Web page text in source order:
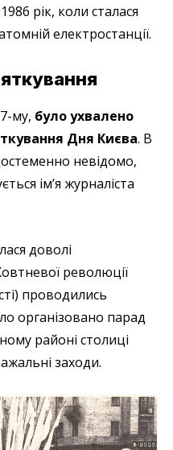
рік, коли сталася
електростанції.
му, було ухвалено
Дня Києва. В
невідомо,
ім’я журналіста
доволі
революції
проводились
організовано парад
районі столиці
заходи.